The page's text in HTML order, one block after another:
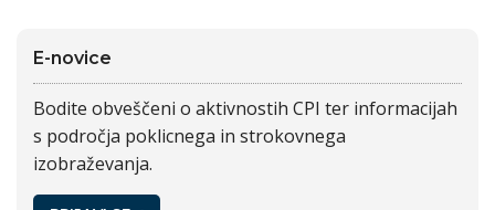
E-novice
Bodite obveščeni o aktivnostih CPI ter informacijah
s področja poklicnega in strokovnega
izobraževanja.